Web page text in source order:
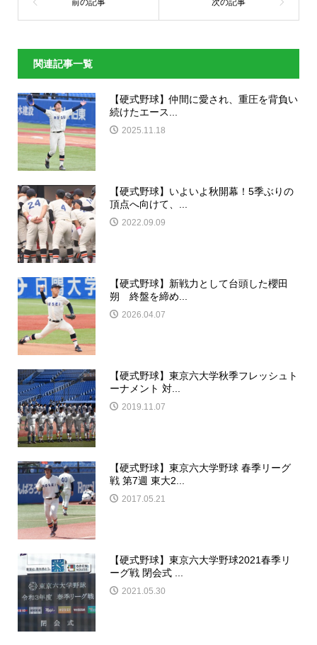
関連記事一覧
【硬式野球】仲間に愛され、重圧を背負い
続けたエース...
2025.11.18
【硬式野球】いよいよ秋開幕！5季ぶりの
頂点へ向けて、...
2022.09.09
【硬式野球】新戦力として台頭した櫻田
朔 終盤を締め...
2026.04.07
【硬式野球】東京六大学秋季フレッシュト
ーナメント 対...
2019.11.07
【硬式野球】東京六大学野球 春季リーグ
戦 第7週 東大2...
2017.05.21
【硬式野球】東京六大学野球2021春季リ
ーグ戦 閉会式 ...
2021.05.30